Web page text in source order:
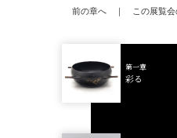
前の章へ ｜ この展覧
第一章
彩る